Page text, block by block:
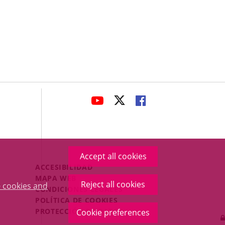
cookies and
Accept all cookies
Reject all cookies
Cookie preferences
LINK
APPLICATION.
LINK
APPLICATION.
APPLICATION.
Menú
Legal
Footer
ACCESIBILIDAD
MAPA WEB
CONDICIONES LEGALES
POLÍTICA DE COOKIES
PROTECCIÓN DE DATOS